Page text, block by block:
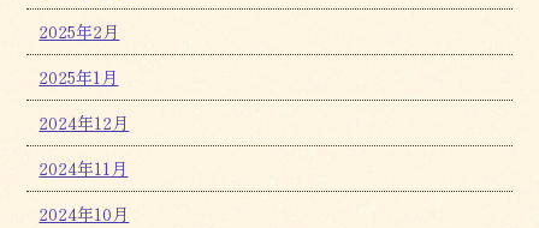
2025年2月
2025年1月
2024年12月
2024年11月
2024年10月